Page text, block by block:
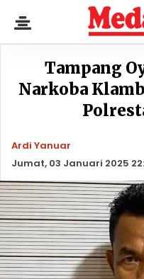
Tampang
Narkoba
Ardi Yanuar
Jumat, 03 Januari 2025